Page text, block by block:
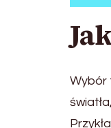
Wybór